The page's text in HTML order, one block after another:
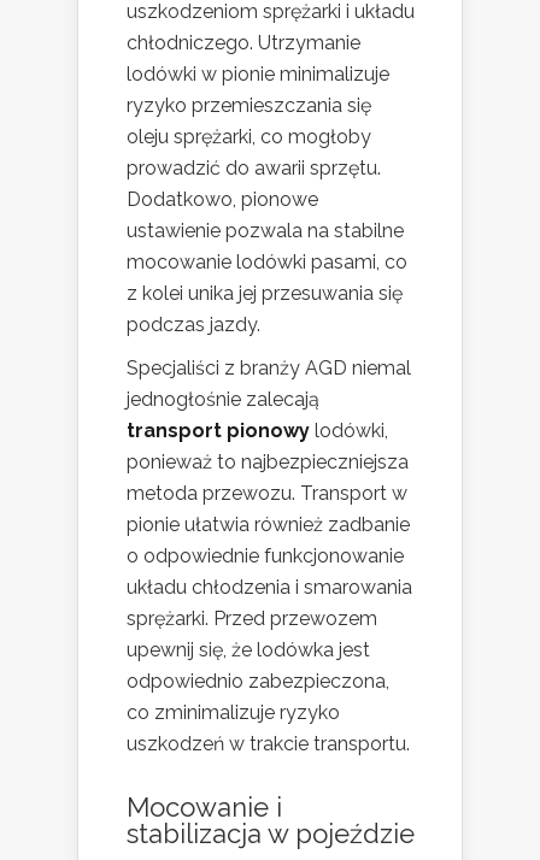
uszkodzeniom sprężarki i układu
chłodniczego. Utrzymanie
lodówki w pionie minimalizuje
ryzyko przemieszczania się
oleju sprężarki, co mogłoby
prowadzić do awarii sprzętu.
Dodatkowo, pionowe
ustawienie pozwala na stabilne
mocowanie lodówki pasami, co
z kolei unika jej przesuwania się
podczas jazdy.
Specjaliści z branży AGD niemal
jednogłośnie zalecają
transport pionowy lodówki,
ponieważ to najbezpieczniejsza
metoda przewozu. Transport w
pionie ułatwia również zadbanie
o odpowiednie funkcjonowanie
układu chłodzenia i smarowania
sprężarki. Przed przewozem
upewnij się, że lodówka jest
odpowiednio zabezpieczona,
co zminimalizuje ryzyko
uszkodzeń w trakcie transportu.
Mocowanie i
stabilizacja w pojeździe